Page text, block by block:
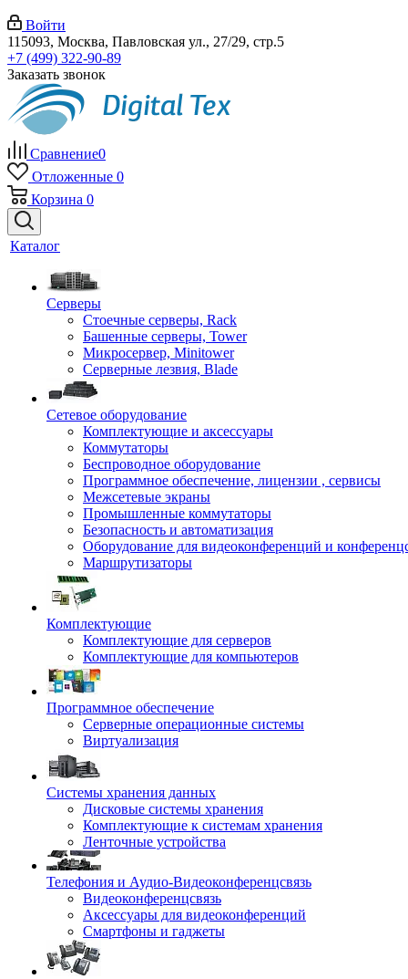
Войти
115093, Москва, Павловская ул., 27/29, стр.5
+7 (499) 322-90-89
Заказать звонок
Сравнение0
Отложенные 0
Корзина 0
Каталог
Серверы
Стоечные серверы, Rack
Башенные серверы, Tower
Микросервер, Minitower
Серверные лезвия, Blade
Сетевое оборудование
Комплектующие и аксессуары
Коммутаторы
Беспроводное оборудование
Программное обеспечение, лицензии , сервисы
Межсетевые экраны
Промышленные коммутаторы
Безопасность и автоматизация
Оборудование для видеоконференций и
Маршрутизаторы
Комплектующие
Комплектующие для серверов
Комплектующие для компьютеров
Программное обеспечение
Серверные операционные системы
Виртуализация
Системы хранения данных
Дисковые системы хранения
Комплектующие к системам хранения
Ленточные устройства
Телефония и Аудио-Видеоконференцсвязь
Видеоконференцсвязь
Аксессуары для видеоконференций
Смартфоны и гаджеты